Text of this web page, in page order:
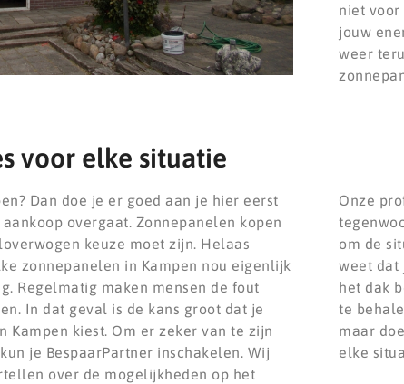
niet voor
jouw
weer
voor elke situatie
Dan doe je er goed aan je hier eerst
overgaat. Zonnepanelen kopen
keuze moet zijn. Helaas
zonnepanelen in Kampen nou eigenlijk
Regelmatig maken mensen de fout
In dat geval is de kans groot dat je
Kampen kiest. Om er zeker van te zijn
je BespaarPartner inschakelen. Wij
over de mogelijkheden op het
Onze
om de
weet dat
het dak
te
maar
elke